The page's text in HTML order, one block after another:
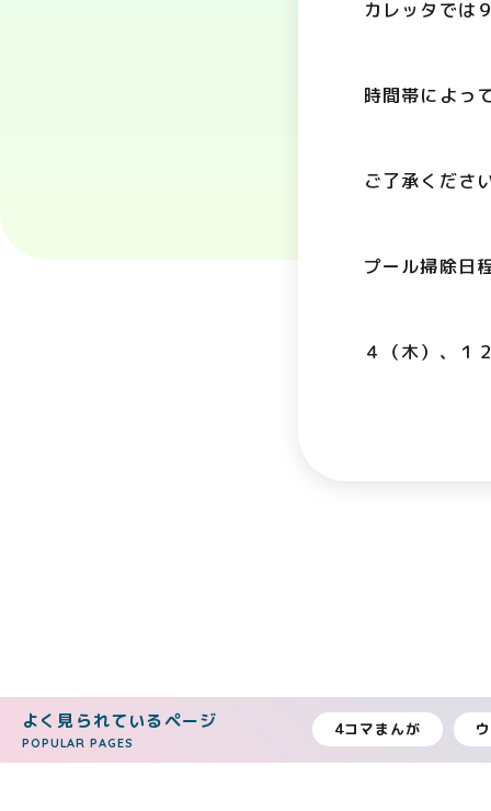
よく見られているページ
POPULAR PAGES
4コマまんが
カレッタでは
時間帯によっ
ご了承くださ
プール掃除日
４（木）、１